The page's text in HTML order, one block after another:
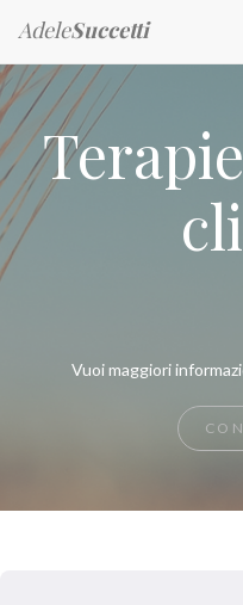
AdeleSuccetti
Vuoi maggiori